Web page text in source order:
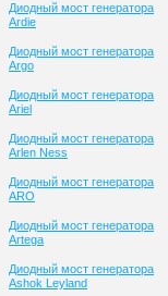
Диодный мост генератора
Ardie
Диодный мост генератора
Argo
Диодный мост генератора
Ariel
Диодный мост генератора
Arlen Ness
Диодный мост генератора
ARO
Диодный мост генератора
Artega
Диодный мост генератора
Ashok Leyland